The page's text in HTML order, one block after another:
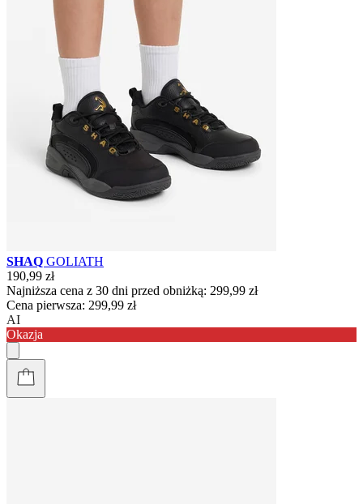
SHAQ GOLIATH
190,99 zł
Najniższa cena z 30 dni przed obniżką: 299,99 zł
Cena pierwsza: 299,99 zł
AI
Okazja